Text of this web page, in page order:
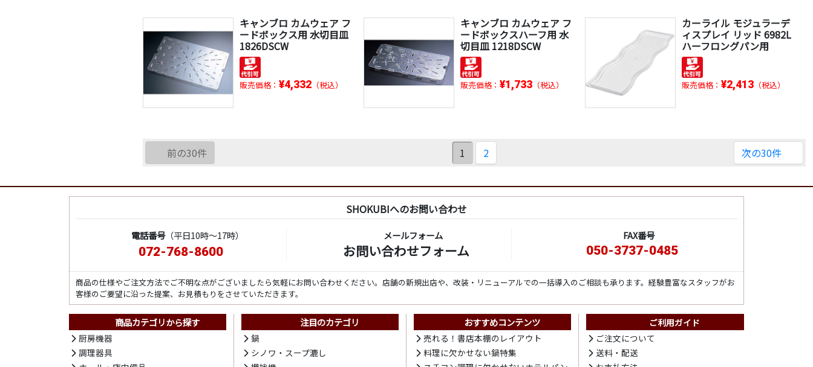
キャンブロ カムウェア フ
ードボックス用 水切目皿
1826DSCW
販売価格： ¥4,332 （税込）
キャンブロ カムウェア フ
ードボックスハーフ用 水
切目皿 1218DSCW
販売価格：¥1,733 （税込）
カーライル モジュラーデ
ィスプレイ リッド 6982L
ハーフロングパン用
販売価格： ¥2,413（税込）
前の30件 1 2 次の30件
SHOKUBIへのお問い合わせ
電話番号（平日10時～17時）
072-768-8600
メールフォーム
お問い合わせフォーム
FAX番号
050-3737-0485
商品の仕様やご注文方法でご不明な点がございましたら気軽にお問い合わせください。店舗の新規出店や、改装・リニューアルでの一括導入のご相談も承ります。経験豊富なスタッフがお
客様のご要望に沿った提案、お見積もりをさせていただきます。
商品カテゴリから探す
厨房機器
調理器具
注目のカテゴリ
鍋
シノワ・スープ漉し
おすすめコンテンツ
売れる！書店本棚のレイアウト
料理に欠かせない鍋特集
ご利用ガイド
ご注文について
送料・配送